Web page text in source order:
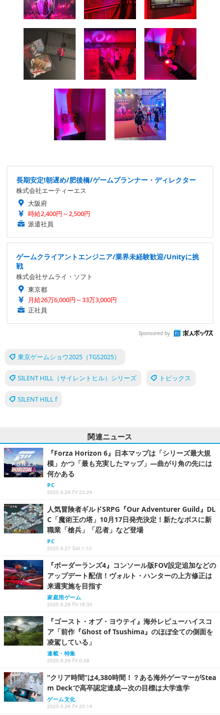
長期安定!朝遅め/肥後橋/ゲームプランナー・ディレクター
株式会社エーティーエス
大阪府
時給2,400円～2,500円
派遣社員
ゲームクライアントエンジニア/業界未経験歓迎/Unityに挑
戦
株式会社サムライ・ソフト
東京都
月給26万6,000円～33万3,000円
正社員
Sponsored by
東京ゲームショウ2025（TGS2025）
SILENT HILL（サイレントヒル）シリーズ トピックス
SILENT HILL f
関連ニュース
『Forza Horizon 6』日本マップは「シリーズ最大規
模」かつ「最も充実したマップ」―曲がり角の先には
何かある
PC
2025.9.26 Fri 23:29
人気冒険者ギルドSRPG『Our Adventurer Guild』DL
C「魔術王の塔」10月17日発売決定！新たなボスに新
職業「槍兵」「忍者」など登場
PC
2025.9.27 Sat 1:10
『ボーダーランズ4』コンソール版FOV設定追加などの
アップデート配信！ヴォルト・ハンターの上方修正は
来週実施を目指す
家庭用ゲーム
2025.9.26 Fri 18:30
『ゴースト・オブ・ヨウテイ』海外レビューハイスコ
ア「前作『Ghost of Tsushima』のほぼ全ての側面を
凌駕している」
連載・特集
2025.9.26 Fri 0:38
“クリア時間”は4,380時間！？ある海外ゲーマーがStea
m Deckで高卒認定達成―次の目標は大学進学
ゲーム文化
2025.9.26 Fri 20:14